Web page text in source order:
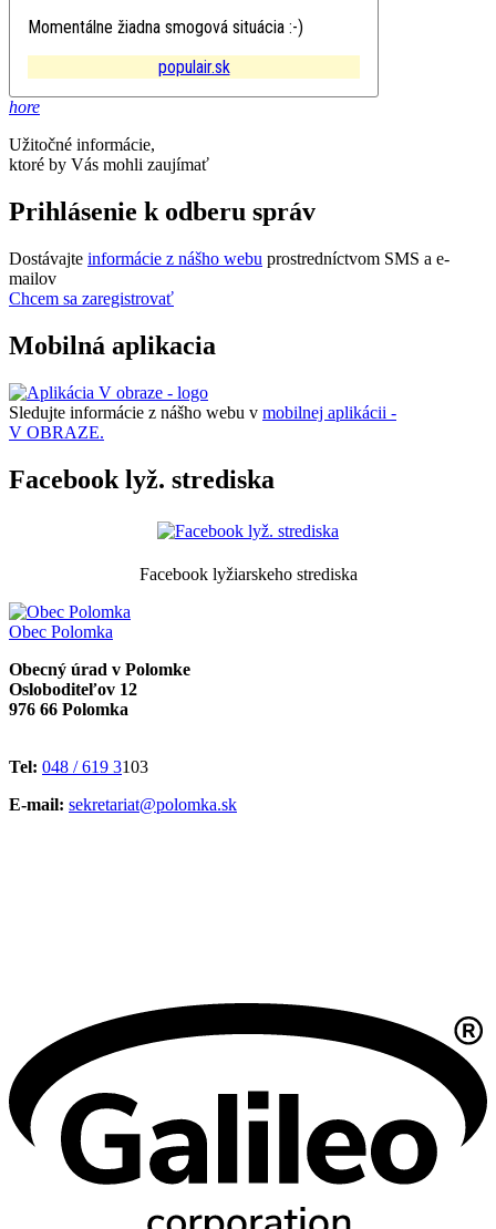
Momentálne žiadna smogová situácia :-)
populair.sk
hore
Užitočné informácie,
ktoré by Vás mohli zaujímať
Prihlásenie k odberu správ
Dostávajte informácie z nášho webu prostredníctvom SMS a e-
mailov
Chcem sa zaregistrovať
Mobilná aplikacia
Sledujte informácie z nášho webu v mobilnej aplikácii -
V OBRAZE.
Facebook lyž. strediska
Facebook lyžiarskeho strediska
Obec Polomka
Obecný úrad v Polomke
Osloboditeľov 12
976 66 Polomka
Tel: 048 / 619 3103
E-mail: sekretariat@polomka.sk